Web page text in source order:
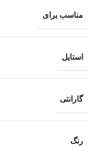
مناسب برای
استایل
گارانتی
رنگ